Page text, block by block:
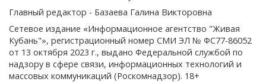
Главный редактор - Базаева Галина Викторовна
Сетевое издание «Информационное агентство "Живая
Кубань"», регистрационный номер СМИ ЭЛ № ФС77-86052
от 13 октября 2023 г., выдано Федеральной службой по
надзору в сфере связи, информационных технологий и
массовых коммуникаций (Роскомнадзор). 18+